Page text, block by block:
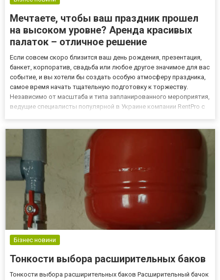
Мечтаете, чтобы ваш праздник прошел
на высоком уровне? Аренда красивых
палаток – отличное решение
Если совсем скоро близится ваш день рождения, презентация,
банкет, корпоратив, свадьба или любое другое значимое для вас
событие, и вы хотели бы создать особую атмосферу праздника,
самое время начать тщательную подготовку к торжеству.
Независимо от масштаба и типа запланированного мероприятия,
ведущие специалисты популярной в Украине компании RentPro с
Бізнес новини
Тонкости выбора расширительных баков
Тонкости выбора расширительных баков Расширительный бачок